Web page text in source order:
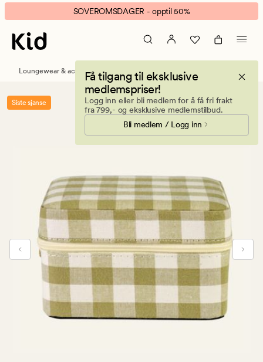
Della
smykkeskrin
m/glidelås
olivengrønn
banner.
Klikk
ESCAPE
pause.
SOVEROMSDAGER - opptil 50%
Få tilgang til eksklusive
medlemspriser!
Logg inn eller bli medlem for å få fri frakt
fra 799,- og eksklusive medlemstilbud.
Bli medlem / Logg inn
Loungewear & accessories Smykkeskrin
Siste sjanse